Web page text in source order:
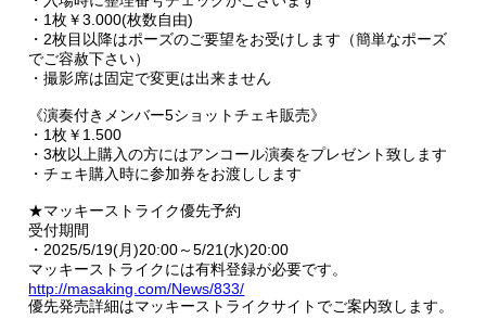
・1枚￥3.000(枚数自由)
・2枚目以降はポーズのご要望をお受けします（簡単なポーズ
でご容赦下さい）
・撮影席は固定で変更は出来ません
《演奏付きメンバー5ショットチェキ販売》
・1枚￥1.500
・3枚以上購入の方にはアンコール演奏をプレゼント致します
・チェキ購入時に参加券をお渡しします
★マッキーストライク優先予約
受付期間
・2025/5/19(月)20:00～5/21(水)20:00
マッキーストライクには有料登録が必要です。
http://masaking.com/News/833/
優先発売詳細はマッキーストライクサイトでご案内致します。